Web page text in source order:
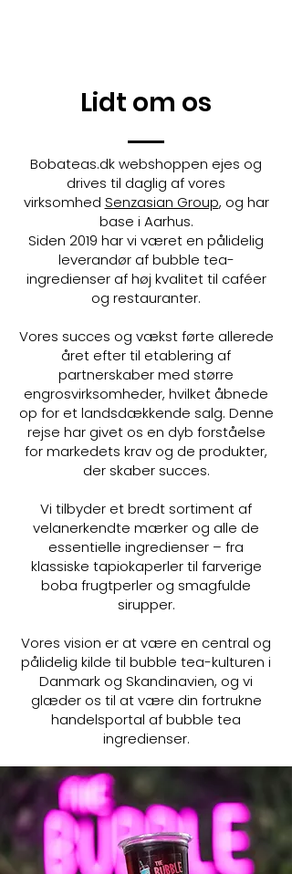
Lidt om os
Bobateas.dk webshoppen ejes og
drives til daglig af vores
virksomhed Senzasian Group, og har
base i Aarhus.
Siden 2019 har vi været en pålidelig
leverandør af bubble tea-
ingredienser af høj kvalitet til caféer
og restauranter.
Vores succes og vækst førte allerede
året efter til etablering af
partnerskaber med større
engrosvirksomheder, hvilket åbnede
op for et landsdækkende salg. Denne
rejse har givet os en dyb forståelse
for markedets krav og de produkter,
der skaber succes.
Vi tilbyder et bredt sortiment af
velanerkendte mærker og alle de
essentielle ingredienser – fra
klassiske tapiokaperler til farverige
boba frugtperler og smagfulde
sirupper.
Vores vision er at være en central og
pålidelig kilde til bubble tea-kulturen i
Danmark og Skandinavien, og vi
glæder os til at være din fortrukne
handelsportal af bubble tea
ingredienser.